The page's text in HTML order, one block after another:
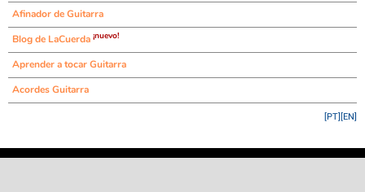
Afinador de Guitarra
Blog de LaCuerda ¡nuevo!
Aprender a tocar Guitarra
Acordes Guitarra
[EN]
[PT]